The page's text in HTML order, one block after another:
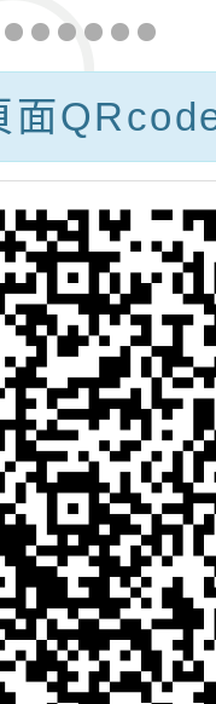
醫素
式體
師資
面